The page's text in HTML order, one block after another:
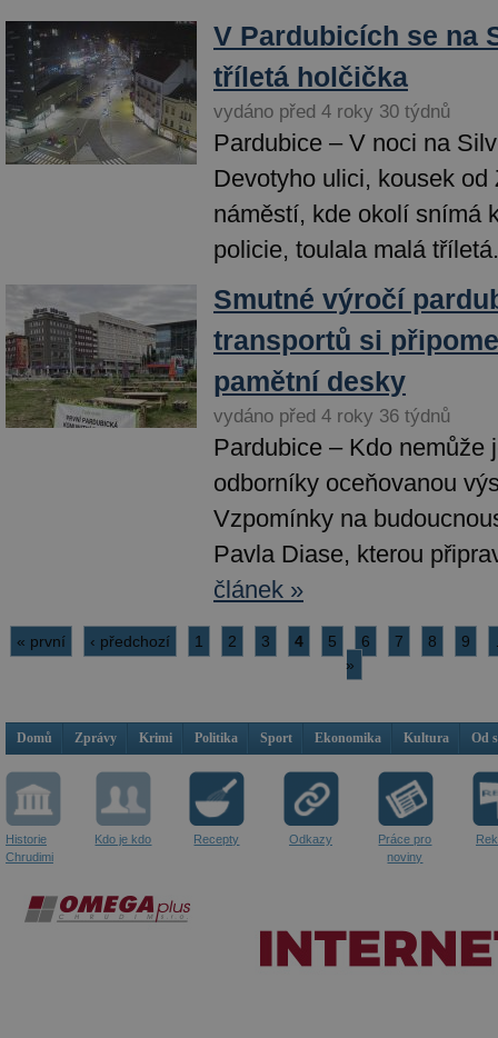
V Pardubicích se na
tříletá holčička
vydáno před 4 roky 30 týdnů
Pardubice – V noci na
Devotyho ulici, kousek od
náměstí, kde okolí snímá
policie, toulala malá
Smutné výročí
transportů si
pamětní desky
vydáno před 4 roky 36 týdnů
Pardubice – Kdo nemůže
odborníky oceňovanou
Vzpomínky na
Pavla Diase, kterou
článek »
« první ‹ předchozí 1 2 3 4 5 6 7 8 9
»
Domů Zprávy Krimi Politika Sport Ekonomika Kultura Od
Historie
Chrudimi
Kdo je kdo Recepty Odkazy
Práce pro
noviny